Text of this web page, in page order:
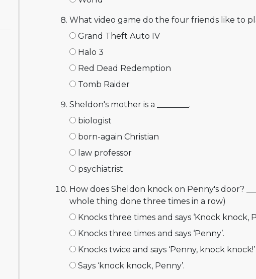
What video game do the four friends like to
Grand Theft Auto IV
Halo 3
Red Dead Redemption
Tomb Raider
Sheldon's mother is a ________.
biologist
born-again Christian
law professor
psychiatrist
How does Sheldon knock on Penny's door?
whole thing done three times in a row)
Knocks three times and says ‘Knock knock,
Knocks three times and says ‘Penny’.
Knocks twice and says ‘Penny, knock knock!’
Says ‘knock knock, Penny’.